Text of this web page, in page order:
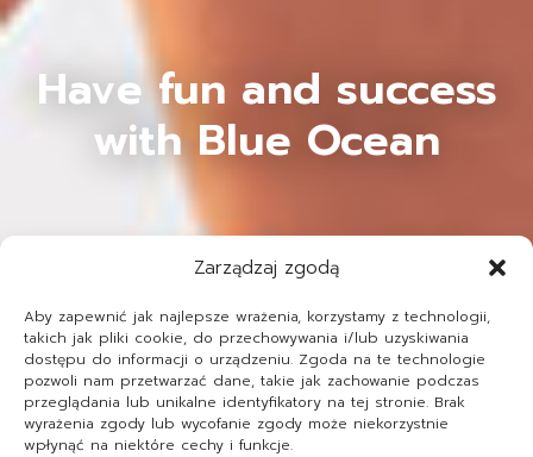
Zarządzaj zgodą
Aby zapewnić jak najlepsze wrażenia, korzystamy z technologii,
takich jak pliki cookie, do przechowywania i/lub uzyskiwania
dostępu do informacji o urządzeniu. Zgoda na te technologie
pozwoli nam przetwarzać dane, takie jak zachowanie podczas
przeglądania lub unikalne identyfikatory na tej stronie. Brak
wyrażenia zgody lub wycofanie zgody może niekorzystnie
wpłynąć na niektóre cechy i funkcje.
Have fun and success
with Blue Ocean